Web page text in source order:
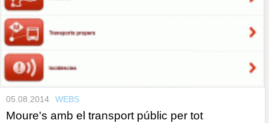
05.08.2014 WEBS
Moure's amb el transport públic per tot